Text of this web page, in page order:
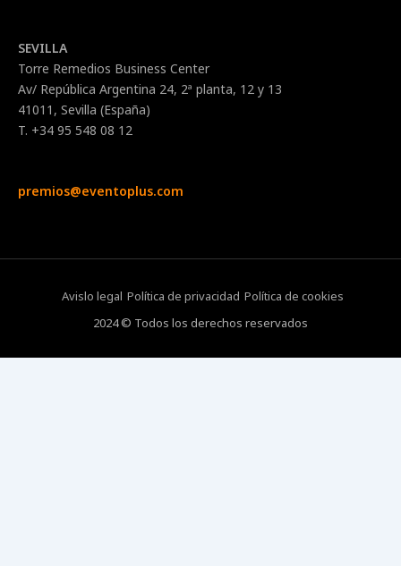
SEVILLA
Torre Remedios Business Center
Av/ República Argentina 24, 2ª planta, 12 y 13
41011, Sevilla (España)
T. +34 95 548 08 12
premios@eventoplus.com
2024 © Todos los derechos reservados
Avislo legal Política de privacidad Política de cookies